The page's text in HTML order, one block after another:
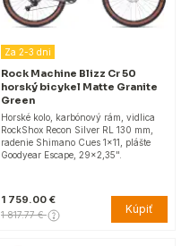
Za 2-3 dni
Rock Machine Blizz Cr 50
horský bicykel Matte Granite
Green
Horské kolo, karbónový rám, vidlica
RockShox Recon Silver RL​ 130 mm,
radenie Shimano Cues 1x11, plášte
Goodyear Escape, 29×2,35".
1 759.00 €
1 817.77 € Kúpiť